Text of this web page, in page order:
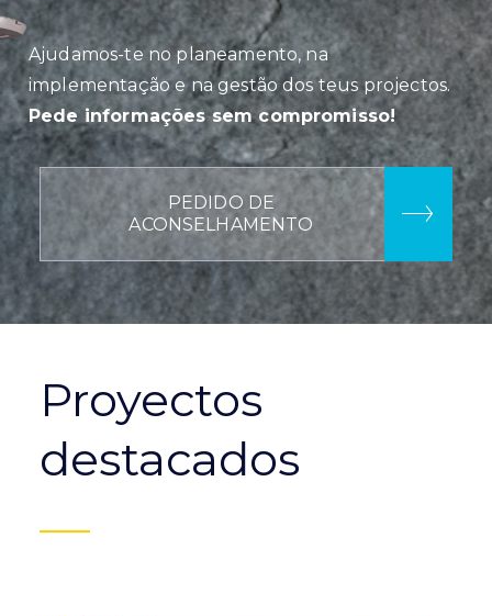
Ajudamos-te no planeamento, na
implementação e na gestão dos teus projectos.
Pede informações sem compromisso!
PEDIDO DE
ACONSELHAMENTO
Proyectos
destacados